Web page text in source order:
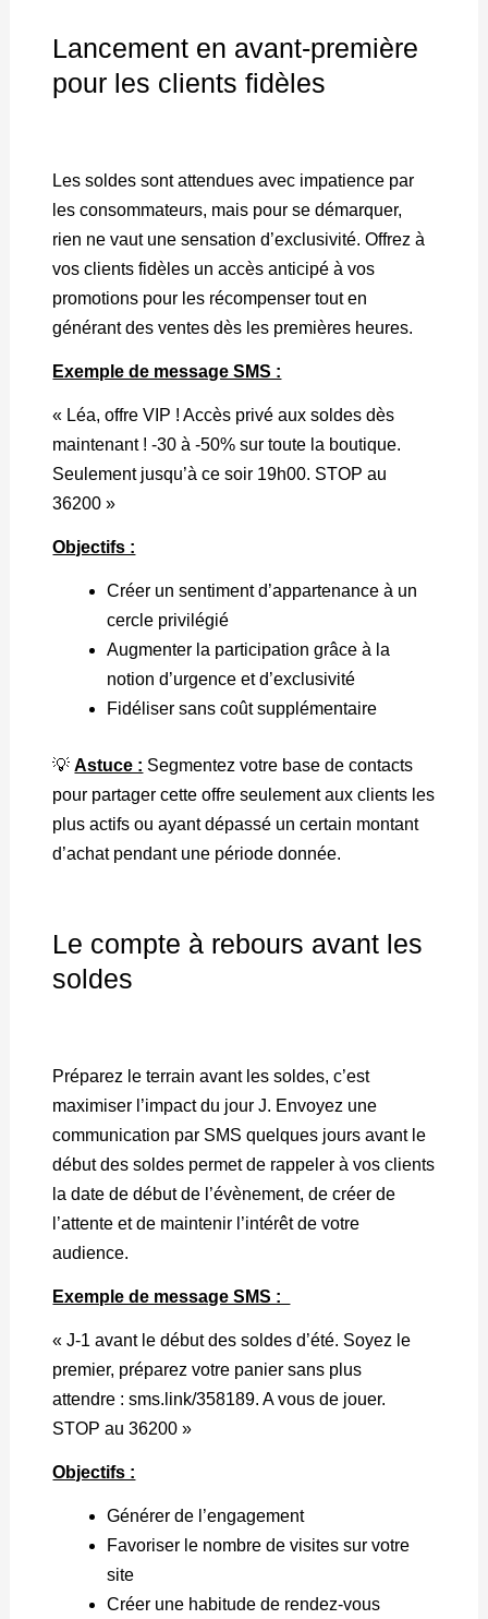
Lancement en avant-première
pour les clients fidèles
Les soldes sont attendues avec impatience par
les consommateurs, mais pour se démarquer,
rien ne vaut une sensation d’exclusivité. Offrez à
vos clients fidèles un accès anticipé à vos
promotions pour les récompenser tout en
générant des ventes dès les premières heures.
Exemple de message SMS :
« Léa, offre VIP ! Accès privé aux soldes dès
maintenant ! -30 à -50% sur toute la boutique.
Seulement jusqu’à ce soir 19h00. STOP au
36200 »
Objectifs :
Créer un sentiment d’appartenance à un
cercle privilégié
Augmenter la participation grâce à la
notion d’urgence et d’exclusivité
Fidéliser sans coût supplémentaire
💡Astuce : Segmentez votre base de contacts
pour partager cette offre seulement aux clients les
plus actifs ou ayant dépassé un certain montant
d’achat pendant une période donnée.
Le compte à rebours avant les
soldes
Préparez le terrain avant les soldes, c’est
maximiser l’impact du jour J. Envoyez une
communication par SMS quelques jours avant le
début des soldes permet de rappeler à vos clients
la date de début de l’évènement, de créer de
l’attente et de maintenir l’intérêt de votre
audience.
Exemple de message SMS :
« J-1 avant le début des soldes d’été. Soyez le
premier, préparez votre panier sans plus
attendre : sms.link/358189. A vous de jouer.
STOP au 36200 »
Objectifs :
Générer de l’engagement
Favoriser le nombre de visites sur votre
site
Créer une habitude de rendez-vous